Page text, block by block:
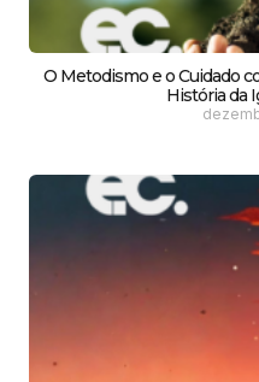
O Metodismo e o Cuidado
História da